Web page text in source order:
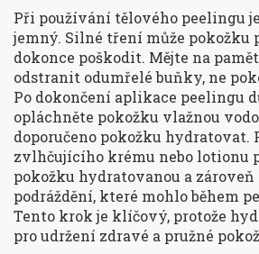
Při používání tělového peelingu
jemný. Silné tření může pokožku
dokonce poškodit. Mějte na
odstranit odumřelé buňky, ne
Po dokončení aplikace peelingu
opláchněte pokožku vlažnou
doporučeno pokožku hydratovat.
zvlhčujícího krému nebo lotionu
pokožku hydratovanou a
podráždění, které mohlo během
Tento krok je klíčový, protože
pro udržení zdravé a pružné